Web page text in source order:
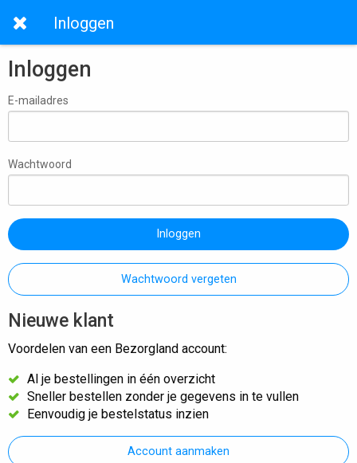
Inloggen
Inloggen
E-mailadres
Wachtwoord
Inloggen
Wachtwoord vergeten
Nieuwe klant
Voordelen van een Bezorgland account:
Al je bestellingen in één overzicht
Sneller bestellen zonder je gegevens in te vullen
Eenvoudig je bestelstatus inzien
Account aanmaken